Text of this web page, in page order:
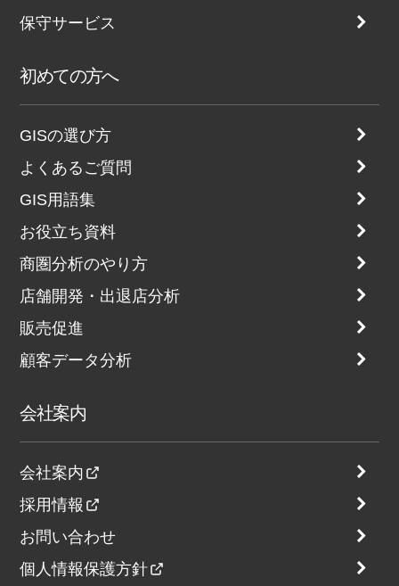
保守サービス
初めての方へ
GISの選び方
よくあるご質問
GIS用語集
お役立ち資料
商圏分析のやり方
店舗開発・出退店分析
販売促進
顧客データ分析
会社案内
会社案内
採用情報
お問い合わせ
個人情報保護方針